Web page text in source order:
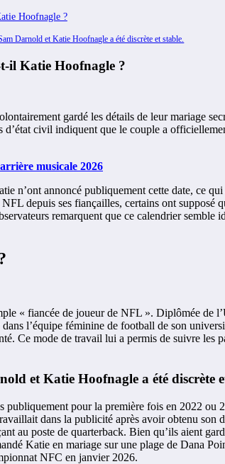
Hoofnagle ?
Darnold et Katie Hoofnagle a été discrète et stable.
il Katie Hoofnagle ?
gardé les détails de leur mariage
civil indiquent que le couple a
musicale 2026
n’ont annoncé publiquement cette date, ce
depuis ses fiançailles, certains ont
remarquent que ce calendrier
« fiancée de joueur de NFL ». Diplômée de
l’équipe féminine de football de son
Ce mode de travail lui a permis de suivre
et Katie Hoofnagle a été discrète
publiquement pour la première fois en 2022
dans la publicité après avoir obtenu
au poste de quarterback. Bien qu’ils aient
Katie en mariage sur une plage de Dana
NFC en janvier 2026.